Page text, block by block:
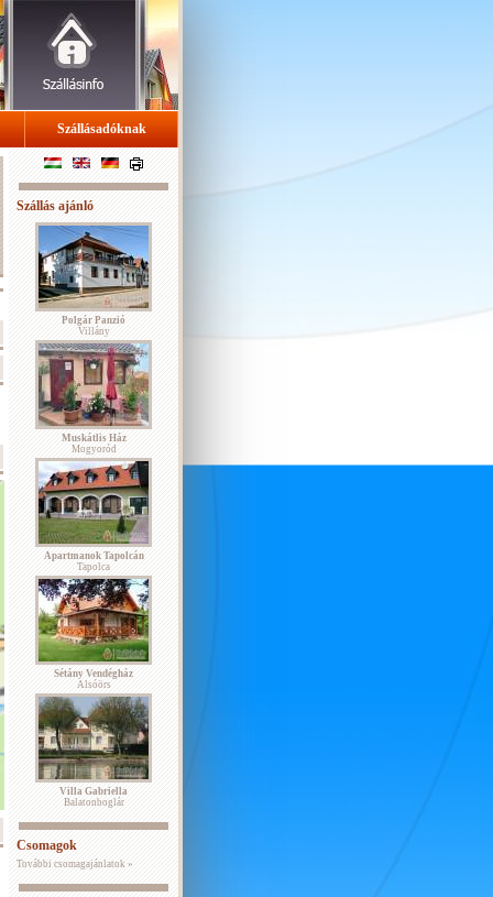
Szállásadóknak
Szállás ajánló
Polgár Panzió
Villány
Muskátlis Ház
Mogyoród
Apartmanok Tapolcán
Tapolca
Sétány Vendégház
Alsóörs
Villa Gabriella
Balatonboglár
Csomagok
További csomagajánlatok »